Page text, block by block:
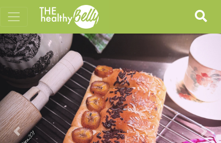
Previous Next